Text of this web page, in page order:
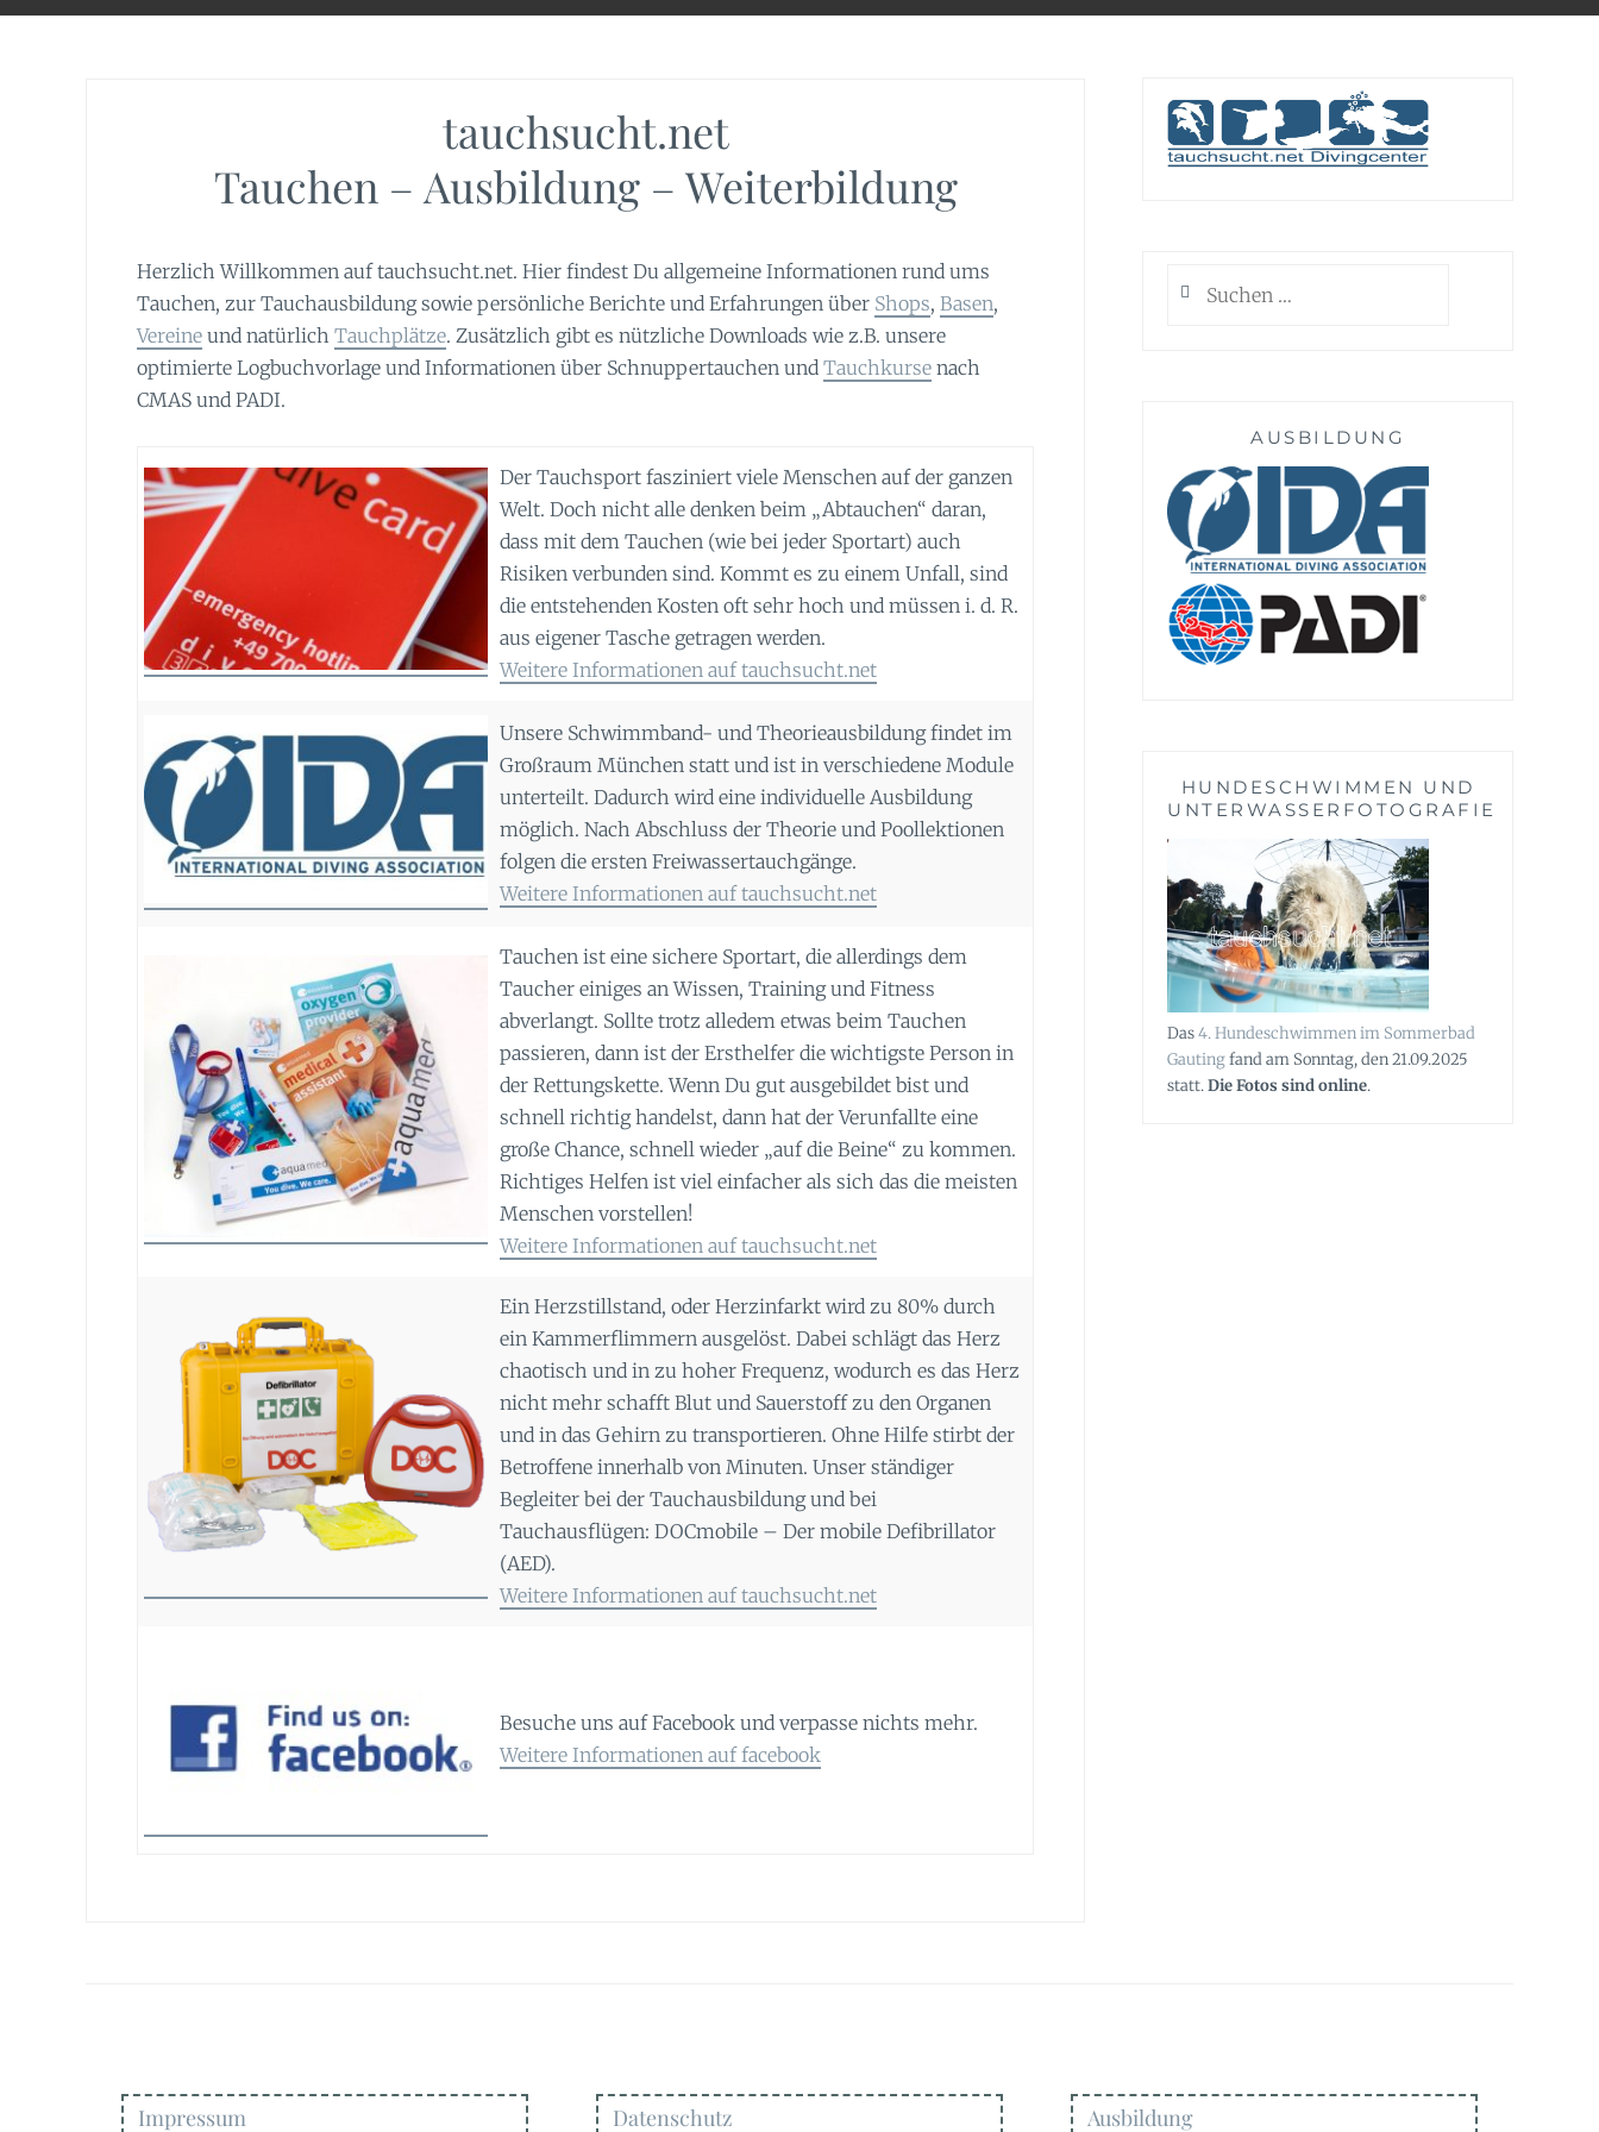
tauchsucht.net
Tauchen – Ausbildung – Weiterbildung
Herzlich Willkommen auf tauchsucht.net. Hier findest Du allgemeine Informationen rund ums
Tauchen, zur Tauchausbildung sowie persönliche Berichte und Erfahrungen über Shops, Basen,
Vereineund natürlich Tauchplätze. Zusätzlich gibt es nützliche Downloads wie z.B. unsere
optimierte Logbuchvorlage und Informationen über Schnuppertauchen und Tauchkursenach
CMAS und PADI.
Der Tauchsport fasziniert viele Menschen auf der ganzen
Welt. Doch nicht alle denken beim „Abtauchen“ daran,
dass mit dem Tauchen (wie bei jeder Sportart) auch
Risiken verbunden sind. Kommt es zu einem Unfall, sind
die entstehenden Kosten oft sehr hoch und müssen i. d. R.
aus eigener Tasche getragen werden.
Weitere Informationen auf tauchsucht.net
Unsere Schwimmband- und Theorieausbildung findet im
Großraum München statt und ist in verschiedene Module
unterteilt. Dadurch wird eine individuelle Ausbildung
möglich. Nach Abschluss der Theorie und Poollektionen
folgen die ersten Freiwassertauchgänge.
Weitere Informationen auf tauchsucht.net
Tauchen ist eine sichere Sportart, die allerdings dem
Taucher einiges an Wissen, Training und Fitness
abverlangt. Sollte trotz alledem etwas beim Tauchen
passieren, dann ist der Ersthelfer die wichtigste Person in
der Rettungskette. Wenn Du gut ausgebildet bist und
schnell richtig handelst, dann hat der Verunfallte eine
große Chance, schnell wieder „auf die Beine“ zu kommen.
Richtiges Helfen ist viel einfacher als sich das die meisten
Menschen vorstellen!
Weitere Informationen auf tauchsucht.net
Ein Herzstillstand, oder Herzinfarkt wird zu 80% durch
ein Kammerflimmern ausgelöst. Dabei schlägt das Herz
chaotisch und in zu hoher Frequenz, wodurch es das Herz
nicht mehr schafft Blut und Sauerstoff zu den Organen
und in das Gehirn zu transportieren. Ohne Hilfe stirbt der
Betroffene innerhalb von Minuten. Unser ständiger
Begleiter bei der Tauchausbildung und bei
Tauchausflügen: DOCmobile – Der mobile Defibrillator
(AED).
Weitere Informationen auf tauchsucht.net
Besuche uns auf Facebook und verpasse nichts mehr.
Weitere Informationen auf facebook
nach:
AUSBILDUNG
HUNDESCHWIMMEN UND
UNTERWASSERFOTOGRAFIE
Das4. Hundeschwimmenim Sommerbad
Gautingfand am Sonntag, den 21.09.2025
statt.Die Fotos sind online.
Impressum Datenschutz Ausbildung